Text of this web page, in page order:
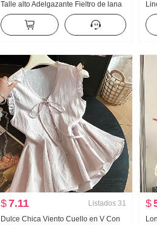
Talle alto Adelgazante Fieltro de lana
Retro Recto Casual Plisado Una
palabra Longitud media Falda
$7.11 Listados 31
Dulce Chica Viento Cuello en V Con
$